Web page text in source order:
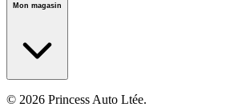
Mon magasin
© 2026 Princess Auto Ltée.